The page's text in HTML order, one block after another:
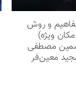
و روش
ویژه)
مصطفی
معین‌فر